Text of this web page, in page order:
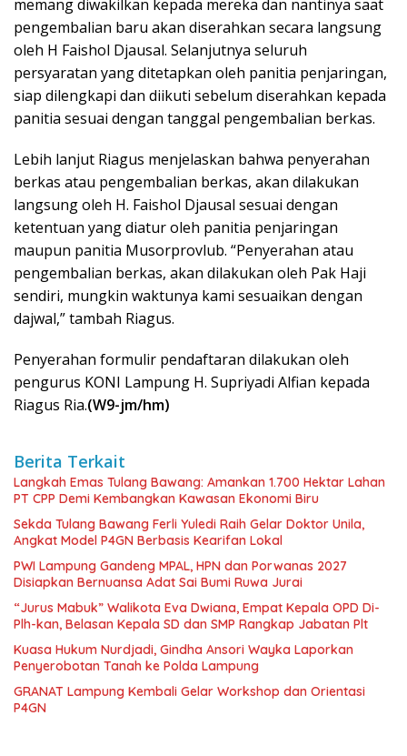
memang diwakilkan kepada mereka dan nantinya saat
pengembalian baru akan diserahkan secara langsung
oleh H Faishol Djausal. Selanjutnya seluruh
persyaratan yang ditetapkan oleh panitia penjaringan,
siap dilengkapi dan diikuti sebelum diserahkan kepada
panitia sesuai dengan tanggal pengembalian berkas.
Lebih lanjut Riagus menjelaskan bahwa penyerahan
berkas atau pengembalian berkas, akan dilakukan
langsung oleh H. Faishol Djausal sesuai dengan
ketentuan yang diatur oleh panitia penjaringan
maupun panitia Musorprovlub. “Penyerahan atau
pengembalian berkas, akan dilakukan oleh Pak Haji
sendiri, mungkin waktunya kami sesuaikan dengan
dajwal,” tambah Riagus.
Penyerahan formulir pendaftaran dilakukan oleh
pengurus KONI Lampung H. Supriyadi Alfian kepada
Riagus Ria.(W9-jm/hm)
Berita Terkait
Langkah Emas Tulang Bawang: Amankan 1.700 Hektar Lahan
PT CPP Demi Kembangkan Kawasan Ekonomi Biru
Sekda Tulang Bawang Ferli Yuledi Raih Gelar Doktor Unila,
Angkat Model P4GN Berbasis Kearifan Lokal
PWI Lampung Gandeng MPAL, HPN dan Porwanas 2027
Disiapkan Bernuansa Adat Sai Bumi Ruwa Jurai
“Jurus Mabuk” Walikota Eva Dwiana, Empat Kepala OPD Di-
Plh-kan, Belasan Kepala SD dan SMP Rangkap Jabatan Plt
Kuasa Hukum Nurdjadi, Gindha Ansori Wayka Laporkan
Penyerobotan Tanah ke Polda Lampung
GRANAT Lampung Kembali Gelar Workshop dan Orientasi
P4GN